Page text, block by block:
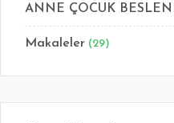
ANNE ÇOCUK
Makaleler (29)